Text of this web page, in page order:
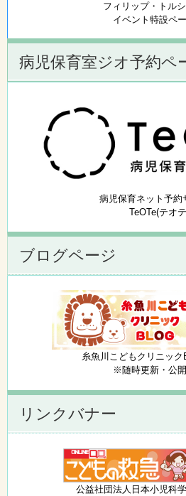
フィリップ・トル
イベント特設ペ
病児保育室ジオ予約ペ
病児保育ネット予約
TeOTe(テオ
ブログページ
糸魚川こどもクリニック
※随時更新・公
リンクバナー
公益社団法人日本小児科